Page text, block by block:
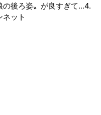
の後ろ姿〟が良すぎて...4.
ット